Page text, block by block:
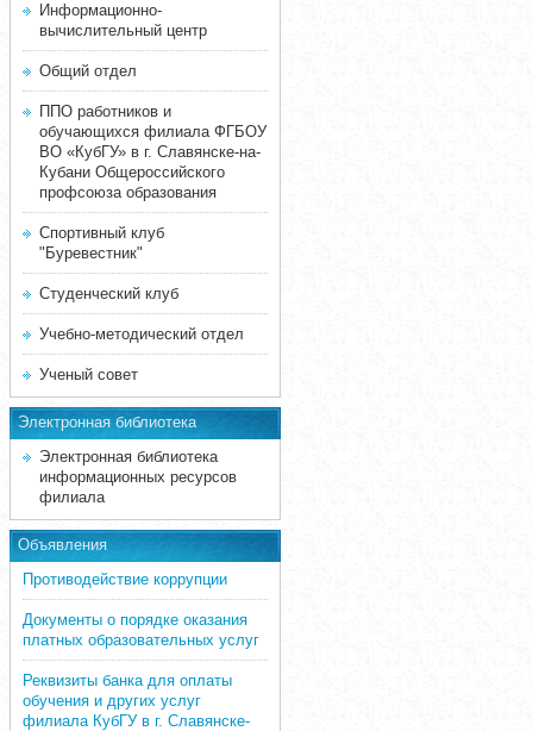
Информационно-
вычислительный центр
Общий отдел
ППО работников и
обучающихся филиала ФГБОУ
ВО «КубГУ» в г. Славянске-на-
Кубани Общероссийского
профсоюза образования
Спортивный клуб
"Буревестник"
Студенческий клуб
Учебно-методический отдел
Ученый совет
Электронная библиотека
Электронная библиотека
информационных ресурсов
филиала
Объявления
Противодействие коррупции
Документы о порядке оказания
платных образовательных услуг
Реквизиты банка для оплаты
обучения и других услуг
филиала КубГУ в г. Славянске-